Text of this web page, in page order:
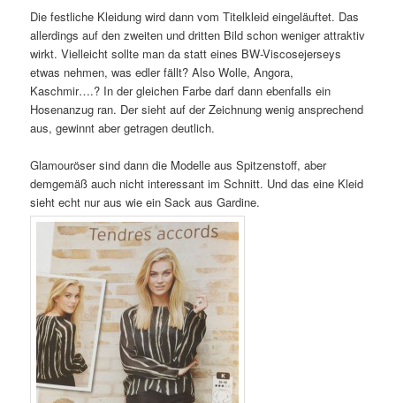
Die festliche Kleidung wird dann vom Titelkleid eingeläuftet. Das
allerdings auf den zweiten und dritten Bild schon weniger attraktiv
wirkt. Vielleicht sollte man da statt eines BW-Viscosejerseys
etwas nehmen, was edler fällt? Also Wolle, Angora,
Kaschmir….? In der gleichen Farbe darf dann ebenfalls ein
Hosenanzug ran. Der sieht auf der Zeichnung wenig ansprechend
aus, gewinnt aber getragen deutlich.
Glamouröser sind dann die Modelle aus Spitzenstoff, aber
demgemäß auch nicht interessant im Schnitt. Und das eine Kleid
sieht echt nur aus wie ein Sack aus Gardine.